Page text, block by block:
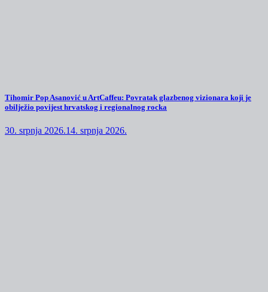
Tihomir Pop Asanović u ArtCaffeu: Povratak glazbenog vizionara koji je
obilježio povijest hrvatskog i regionalnog rocka
30. srpnja 2026.14. srpnja 2026.